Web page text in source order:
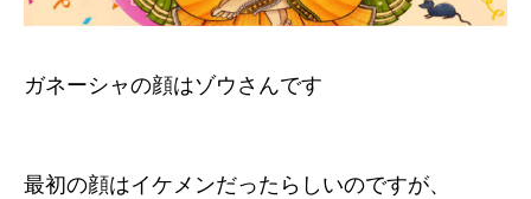
ガネーシャの顔はゾウさんです
最初の顔はイケメンだったらしいのですが、